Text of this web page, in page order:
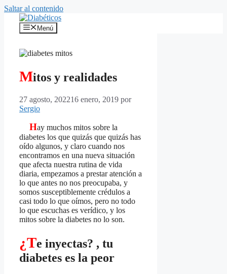
Saltar al contenido
Menú
Mitos y realidades
27 agosto, 202216 enero, 2019 por
Sergio
Hay muchos mitos sobre la
diabetes los que quizás que quizás has
oído algunos, y claro cuando nos
encontramos en una nueva situación
que afecta nuestra rutina de vida
diaria, empezamos a prestar atención a
lo que antes no nos preocupaba, y
somos susceptiblemente crédulos a
casi todo lo que oímos, pero no todo
lo que escuchas es verídico, y los
mitos sobre la diabetes no lo son.
¿Te inyectas? , tu
diabetes es la peor